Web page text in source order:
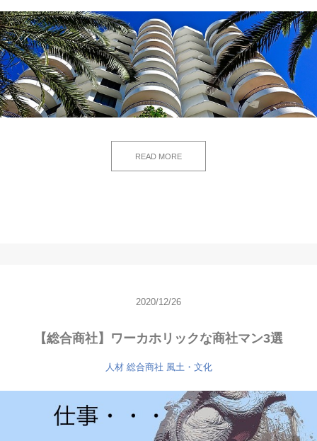
READ MORE
2020/12/26
【総合商社】ワーカホリックな商社マン3選
人材 総合商社 風土・文化